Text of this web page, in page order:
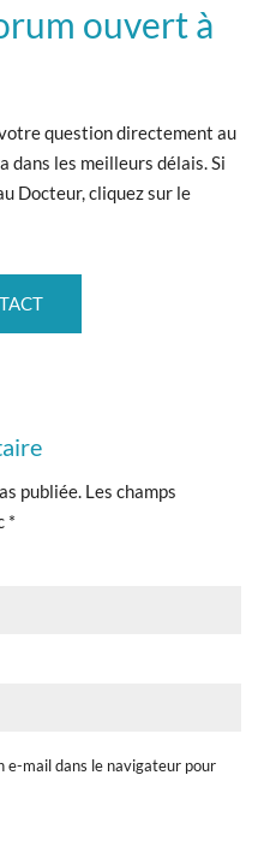
ouvert à
question directement au
dans les meilleurs délais. Si
Docteur, cliquez sur le
publiée. Les champs
*
e-mail dans le navigateur pour